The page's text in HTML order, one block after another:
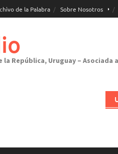
de la Palabra Sobre Nosotros
la República, Uruguay –